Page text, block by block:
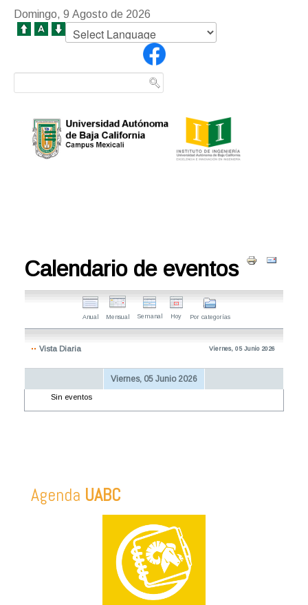
Domingo, 9 Agosto de 2026
Calendario de eventos
Anual Mensual Semanal Hoy Por categorías
Vista Diaria Viernes, 05 Junio 2026
Viernes, 05 Junio 2026
Sin eventos
Agenda UABC